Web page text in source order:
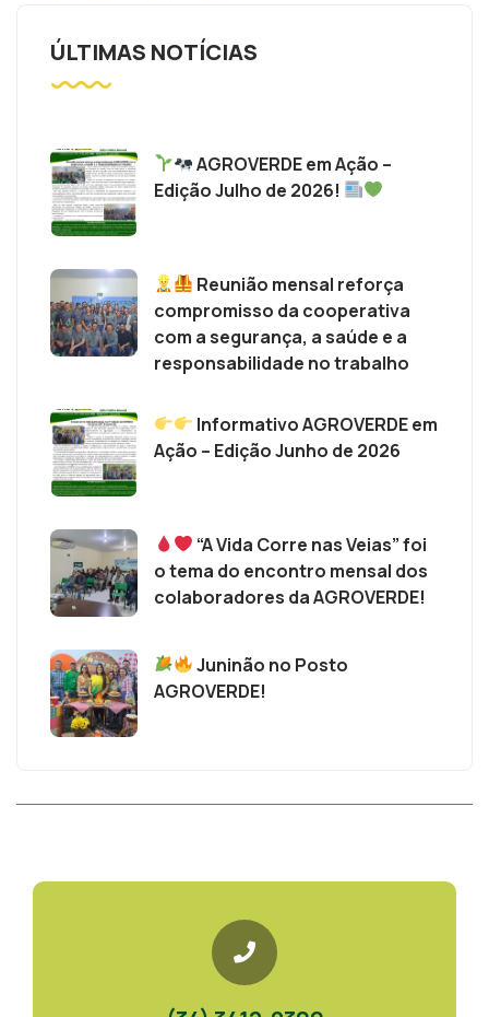
ÚLTIMAS NOTÍCIAS
AGROVERDE em Ação –
Edição Julho de 2026!
Reunião mensal reforça
compromisso da cooperativa
com a segurança, a saúde e a
responsabilidade no trabalho
Informativo AGROVERDE em
Ação – Edição Junho de 2026
“A Vida Corre nas Veias” foi
o tema do encontro mensal dos
colaboradores da AGROVERDE!
Juninão no Posto
AGROVERDE!